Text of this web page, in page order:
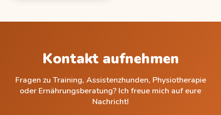
Kontakt aufnehmen
Fragen zu Training, Assistenzhunden, Physiotherapie
oder Ernährungsberatung? Ich freue mich auf eure
Nachricht!